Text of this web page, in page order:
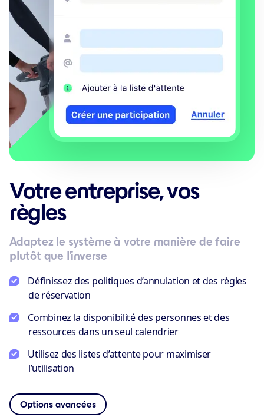
Votre entreprise, vos
règles
Adaptez le système à votre manière de faire
plutôt que l’inverse
Définissez des politiques d’annulation et des règles
de réservation
Combinez la disponibilité des personnes et des
ressources dans un seul calendrier
Utilisez des listes d’attente pour maximiser
l’utilisation
Options avancées